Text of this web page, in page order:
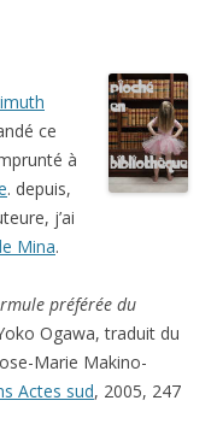
ce
à
. depuis,
j’ai
Mina.
préférée du
Ogawa, traduit du
Marie Makino-
Actes sud, 2005, 247